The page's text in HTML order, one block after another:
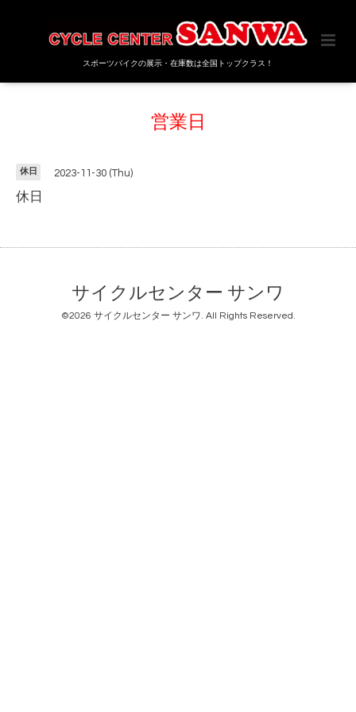
スポーツバイクの展示・在庫数は全国トップクラス！
営業日
休日 2023-11-30 (Thu)
休日
サイクルセンター サンワ
©2026 サイクルセンター サンワ. All Rights Reserved.